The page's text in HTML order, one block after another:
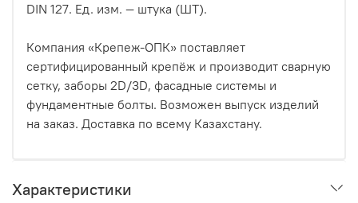
DIN 127. Ед. изм. — штука (ШТ).
Компания «Крепеж-ОПК» поставляет
сертифицированный крепёж и производит сварную
сетку, заборы 2D/3D, фасадные системы и
фундаментные болты. Возможен выпуск изделий
на заказ. Доставка по всему Казахстану.
Характеристики